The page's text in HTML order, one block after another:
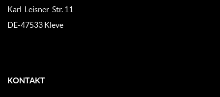
Karl-Leisner-Str. 11
DE-47533 Kleve
KONTAKT